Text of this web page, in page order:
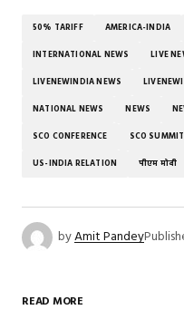
50% TARIFF AMERICA-INDIA
INTERNATIONAL NEWS LIVE
LIVENEWINDIA NEWS
NATIONAL NEWS NEWS
SCO CONFERENCE SCO SUMMIT
US-INDIA RELATION पीएम मोदी
byAmit Pandey
READ MORE